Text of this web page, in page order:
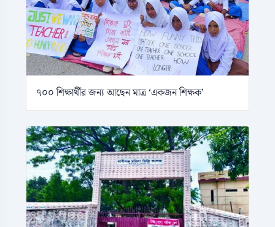
৭০০ শিক্ষার্থীর জন্য আছেন মাত্র ‘একজন শিক্ষক’